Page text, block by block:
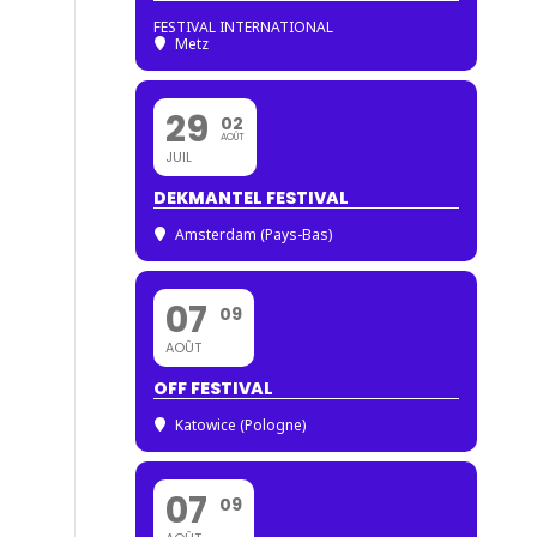
FESTIVAL INTERNATIONAL
Metz
29
JUIL
02
AOÛT
DEKMANTEL FESTIVAL
Amsterdam (Pays-Bas)
07
AOÛT
09
OFF FESTIVAL
Katowice (Pologne)
07 09